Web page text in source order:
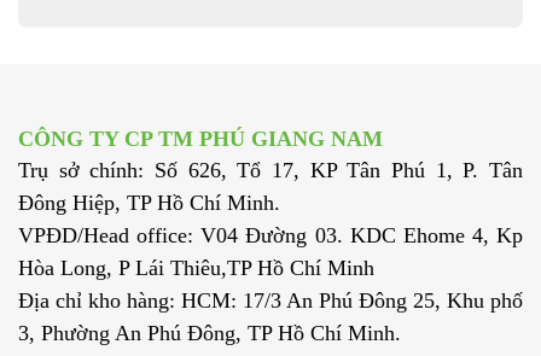
CÔNG TY CP TM PHÚ GIANG NAM
Trụ sở chính: Số 626, Tổ 17, KP Tân Phú 1, P. Tân
Đông Hiệp, TP Hồ Chí Minh.
VPĐD/Head office: V04 Đường 03. KDC Ehome 4, Kp
Hòa Long, P Lái Thiêu,TP Hồ Chí Minh
Địa chỉ kho hàng: HCM: 17/3 An Phú Đông 25, Khu phố
3, Phường An Phú Đông, TP Hồ Chí Minh.